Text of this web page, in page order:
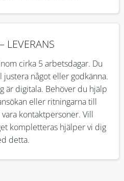
LEVERANS
cirka 5 arbetsdagar. Du
något eller godkänna.
är digitala. Behöver du hjälp
eller ritningarna till
kontaktpersoner. Vill
kompletteras hjälper vi dig
detta.